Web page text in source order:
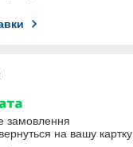
замовлення
на вашу картку